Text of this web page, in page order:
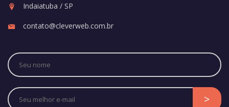
Indaiatuba / SP
contato@cleverweb.com.br